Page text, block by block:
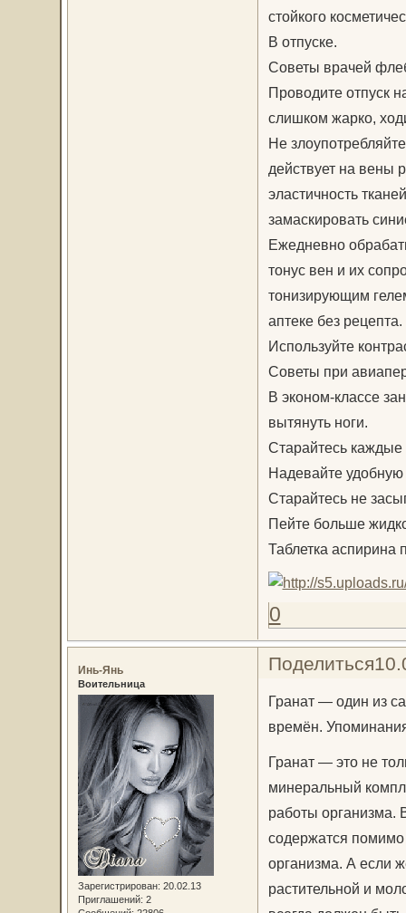
стойкого
В отпуске.
Советы врачей
Проводите отпуск
слишком жарко,
Не
действует на вены
эластичность
замаскировать
Ежедневно
тонус вен и их
тонизирующим
аптеке без рецепта.
Используйте
Советы при
В эконом-классе
вытянуть ноги.
Старайтесь каждые
Надевайте удобную
Старайтесь не
Пейте больше
Таблетка аспирина
0
Поделиться
Инь-Янь
Воительница
Зарегистрирован: 20.02.13
Приглашений: 2
Гранат — один из
времён.
Гранат — это не
минеральный
работы организма.
содержатся помимо
организма. А если
растительной и